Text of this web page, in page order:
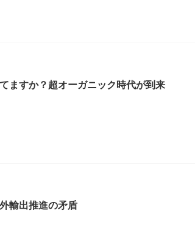
ますか？超オーガニック時代が到来
輸出推進の矛盾